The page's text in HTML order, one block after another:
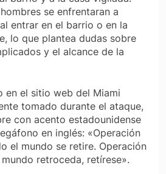
se enfrentaran a
entrar en el barrio o en la
lo que plantea dudas sobre
y el alcance de la
en el sitio web del Miami
tomado durante el ataque,
con acento estadounidense
en inglés: «Operación
el mundo se retire. Operación
retroceda, retírese».